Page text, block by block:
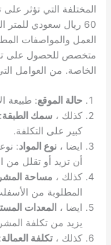
60 ريال سعودي
العمل والمواصفات
متخصص للحصول على
الخاصة. من العوامل
حالة الموقع: طبيعة
كذلك ، سمك الطبقة
كبير على التكلفة.
ايضا ،نوع المواد:
أن تزيد أو تقلل من
كذلك ، مساحة
المطلوبة من
ايضا ، المعدات
يزيد من تكلفة
كذلك ،تكلفة العمالة